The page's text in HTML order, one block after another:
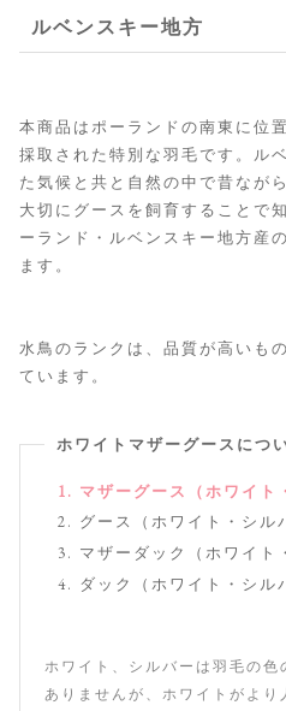
ルベンスキー地方
本商品はポーランドの南東に位
採取された特別な羽毛です。ル
た気候と共と自然の中で昔なが
大切にグースを飼育することで
ーランド・ルベンスキー地方産
ます。
水鳥のランクは、品質が高いも
ています。
ホワイトマザーグースにつ
マザーグース（ホワイト
グース（ホワイト・シル
マザーダック（ホワイト
ダック（ホワイト・シル
ホワイト、シルバーは羽毛の色
ありませんが、ホワイトがより